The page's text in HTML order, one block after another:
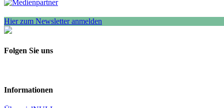
Hier zum Newsletter anmelden
Folgen Sie uns
Informationen